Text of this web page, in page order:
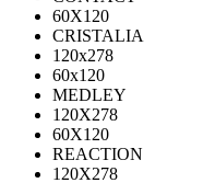
60X120
CRISTALIA
120x278
60x120
MEDLEY
120X278
60X120
REACTION
120X278